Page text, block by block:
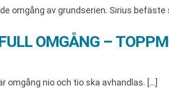
omgång av grundserien. Sirius befäste
OMGÅNG –
omgång nio och tio ska avhandlas. […]